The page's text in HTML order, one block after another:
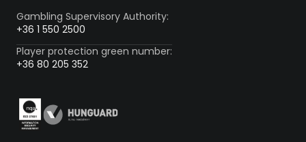
Gambling Supervisory Authority:
+36 1 550 2500
Player protection green number:
+36 80 205 352